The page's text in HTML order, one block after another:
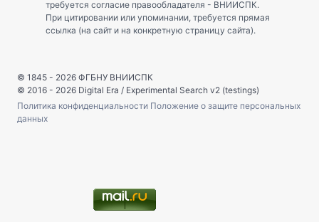
требуется согласие правообладателя - ВНИИСПК.
При цитировании или упоминании, требуется прямая
ссылка (на сайт и на конкретную страницу сайта).
© 1845 - 2026 ФГБНУ ВНИИСПК
© 2016 - 2026 Digital Era / Experimental Search v2 (testings)
Политика конфиденциальности Положение о защите персональных
данных